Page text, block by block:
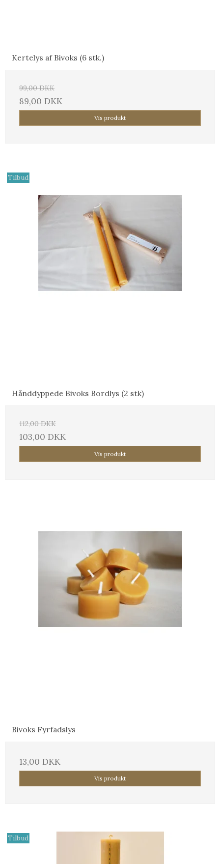
Kertelys af Bivoks (6 stk.)
99,00 DKK
89,00 DKK
Vis produkt
Tilbud
Hånddyppede Bivoks Bordlys (2 stk)
112,00 DKK
103,00 DKK
Vis produkt
Bivoks Fyrfadslys
13,00 DKK
Vis produkt
Tilbud